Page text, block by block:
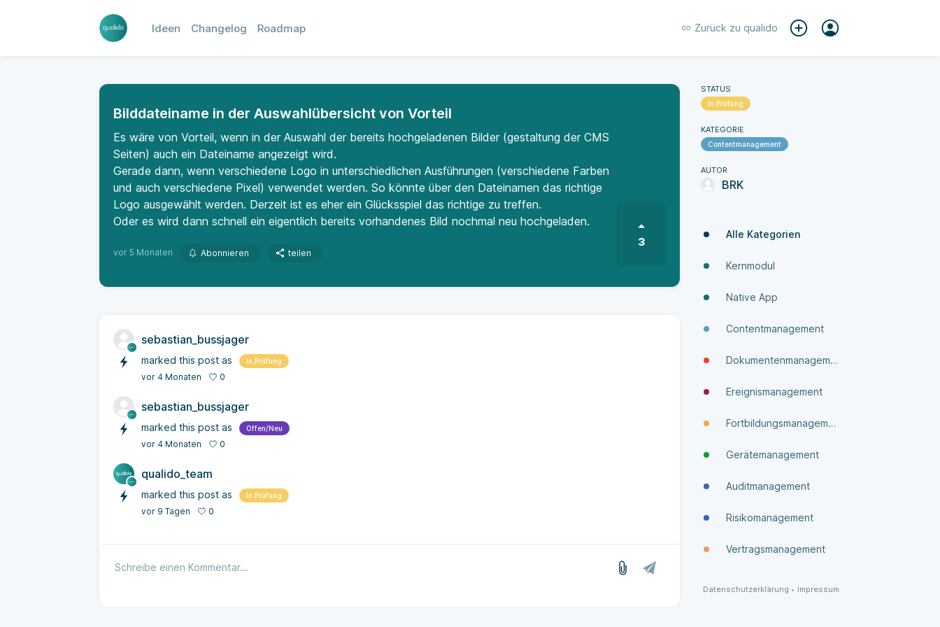
Ideen Changelog Roadmap Zurück zu qualido
Bilddateiname in der Auswahlübersicht von Vorteil
Es wäre von Vorteil, wenn in der Auswahl der bereits hochgeladenen Bilder (gestaltung der CMS
Seiten) auch ein Dateiname angezeigt wird.
Gerade dann, wenn verschiedene Logo in unterschiedlichen Ausführungen (verschiedene Farben
und auch verschiedene Pixel) verwendet werden. So könnte über den Dateinamen das richtige
Logo ausgewählt werden. Derzeit ist es eher ein Glücksspiel das richtige zu treffen.
Oder es wird dann schnell ein eigentlich bereits vorhandenes Bild nochmal neu hochgeladen.
vor 5 Monaten Abonnieren teilen
3
sebastian_bussjager
marked this post as In Prüfung
vor 4 Monaten 0
sebastian_bussjager
marked this post as Offen/Neu
vor 4 Monaten 0
qualido_team
marked this post as In Prüfung
vor 9 Tagen 0
STATUS
In Prüfung
KATEGORIE
Contentmanagement
AUTOR
BRK
Alle Kategorien
Kernmodul
Native App
Contentmanagement
Dokumenten­manage­ment
Ereignismanagement
Fortbildungsmanagement
Gerätemanagement
Auditmanagement
Risikomanagement
Vertragsmanagement
Datenschutzerklärung • Impressum